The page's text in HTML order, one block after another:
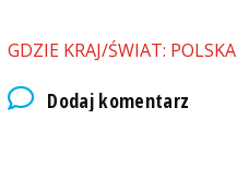
GDZIE KRAJ/ŚWIAT: POLSKA
Dodaj komentarz